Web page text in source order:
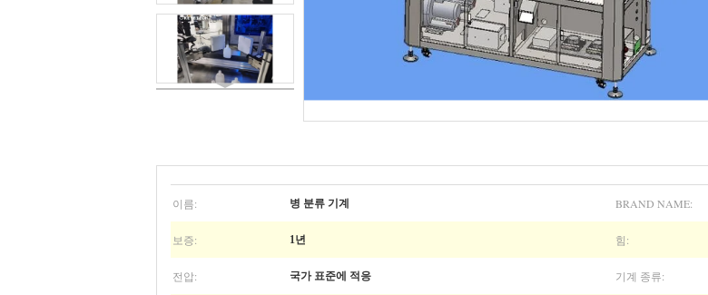
이름: 병 분류 기계 BRAND NAME:
보증: 1년 힘:
전압: 국가 표준에 적응 기계 종류: